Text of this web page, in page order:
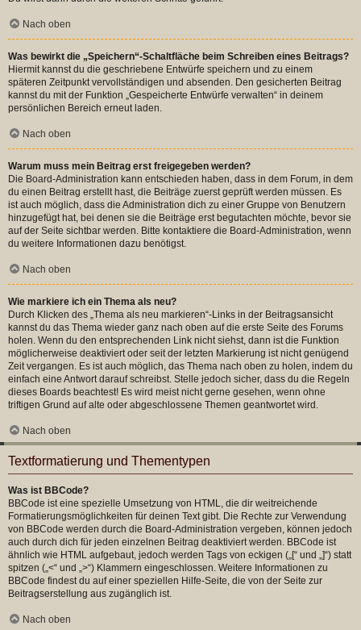
Nach oben
Was bewirkt die „Speichern“-Schaltfläche beim Schreiben eines Beitrags?
Hiermit kannst du die geschriebene Entwürfe speichern und zu einem
späteren Zeitpunkt vervollständigen und absenden. Den gesicherten Beitrag
kannst du mit der Funktion „Gespeicherte Entwürfe verwalten“ in deinem
persönlichen Bereich erneut laden.
Nach oben
Warum muss mein Beitrag erst freigegeben werden?
Die Board-Administration kann entschieden haben, dass in dem Forum, in dem
du einen Beitrag erstellt hast, die Beiträge zuerst geprüft werden müssen. Es
ist auch möglich, dass die Administration dich zu einer Gruppe von Benutzern
hinzugefügt hat, bei denen sie die Beiträge erst begutachten möchte, bevor sie
auf der Seite sichtbar werden. Bitte kontaktiere die Board-Administration, wenn
du weitere Informationen dazu benötigst.
Nach oben
Wie markiere ich ein Thema als neu?
Durch Klicken des „Thema als neu markieren“-Links in der Beitragsansicht
kannst du das Thema wieder ganz nach oben auf die erste Seite des Forums
holen. Wenn du den entsprechenden Link nicht siehst, dann ist die Funktion
möglicherweise deaktiviert oder seit der letzten Markierung ist nicht genügend
Zeit vergangen. Es ist auch möglich, das Thema nach oben zu holen, indem du
einfach eine Antwort darauf schreibst. Stelle jedoch sicher, dass du die Regeln
dieses Boards beachtest! Es wird meist nicht gerne gesehen, wenn ohne
triftigen Grund auf alte oder abgeschlossene Themen geantwortet wird.
Nach oben
Textformatierung und Thementypen
Was ist BBCode?
BBCode ist eine spezielle Umsetzung von HTML, die dir weitreichende
Formatierungsmöglichkeiten für deinen Text gibt. Die Rechte zur Verwendung
von BBCode werden durch die Board-Administration vergeben, können jedoch
auch durch dich für jeden einzelnen Beitrag deaktiviert werden. BBCode ist
ähnlich wie HTML aufgebaut, jedoch werden Tags von eckigen („[“ und „]“) statt
spitzen („<“ und „>“) Klammern eingeschlossen. Weitere Informationen zu
BBCode findest du auf einer speziellen Hilfe-Seite, die von der Seite zur
Beitragserstellung aus zugänglich ist.
Nach oben